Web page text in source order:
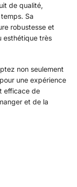
de qualité,
Sa
robustesse et
esthétique très
non seulement
une expérience
efficace de
et de la